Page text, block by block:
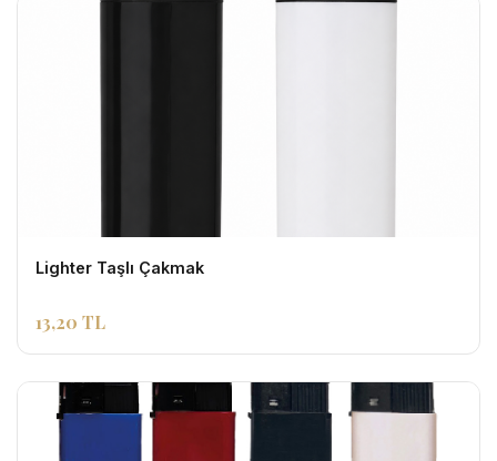
Lighter Taşlı Çakmak
13,20 TL